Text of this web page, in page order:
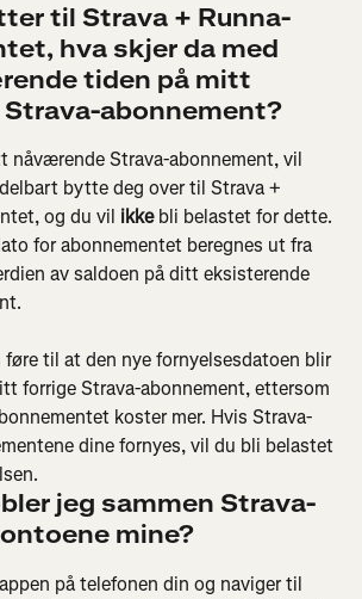
til Strava + Runna-
hva skjer da med
tiden på mitt
abonnement?
nåværende Strava-abonnement, vil
bytte deg over til Strava +
og du vil ikke bli belastet for dette.
for abonnementet beregnes ut fra
av saldoen på ditt eksisterende
til at den nye fornyelsesdatoen blir
forrige Strava-abonnement, ettersom
koster mer. Hvis Strava-
dine fornyes, vil du bli belastet
jeg sammen Strava-
mine?
på telefonen din og naviger til